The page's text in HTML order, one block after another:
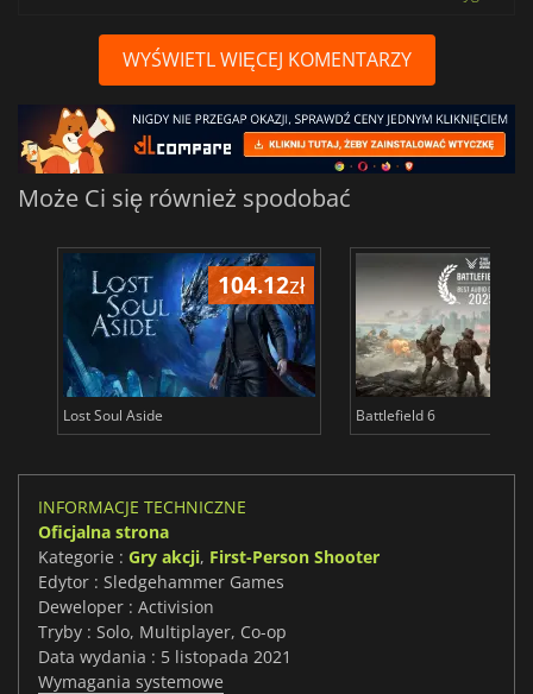
WYŚWIETL WIĘCEJ KOMENTARZY
Może Ci się również spodobać
104.12zł
Lost Soul Aside Battlefield 6
INFORMACJE TECHNICZNE
Oficjalna strona
Kategorie : Gry akcji, First-Person Shooter
Edytor : Sledgehammer Games
Deweloper : Activision
Tryby : Solo, Multiplayer, Co-op
Data wydania : 5 listopada 2021
Wymagania systemowe